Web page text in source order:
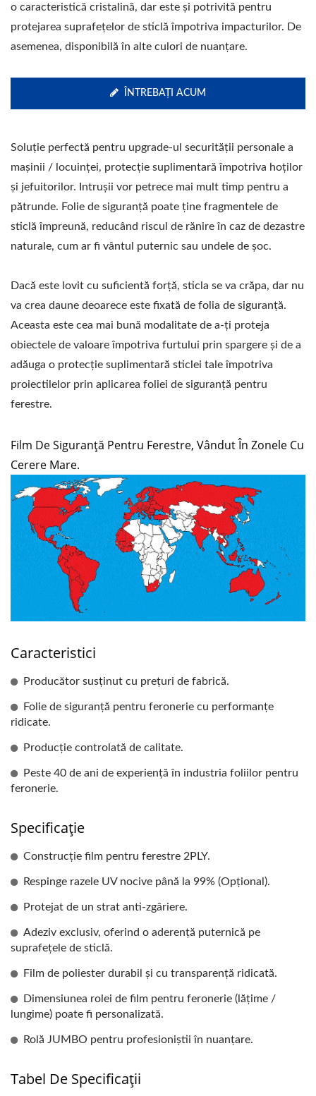
o caracteristică cristalină, dar este și potrivită pentru
protejarea suprafețelor de sticlă împotriva impacturilor. De
asemenea, disponibilă în alte culori de nuanțare.
ÎNTREBAȚI ACUM
Soluție perfectă pentru upgrade-ul securității personale a
mașinii / locuinței, protecție suplimentară împotriva hoților
și jefuitorilor. Intruşii vor petrece mai mult timp pentru a
pătrunde. Folie de siguranță poate ține fragmentele de
sticlă împreună, reducând riscul de rănire în caz de dezastre
naturale, cum ar fi vântul puternic sau undele de șoc.
Dacă este lovit cu suficientă forță, sticla se va crăpa, dar nu
va crea daune deoarece este fixată de folia de siguranță.
Aceasta este cea mai bună modalitate de a-ți proteja
obiectele de valoare împotriva furtului prin spargere și de a
adăuga o protecție suplimentară sticlei tale împotriva
proiectilelor prin aplicarea foliei de siguranță pentru
ferestre.
Film De Siguranță Pentru Ferestre, Vândut În Zonele Cu
Cerere Mare.
Caracteristici
Producător susținut cu prețuri de fabrică.
Folie de siguranță pentru feronerie cu performanțe
ridicate.
Producție controlată de calitate.
Peste 40 de ani de experiență în industria foliilor pentru
feronerie.
Specificație
Construcție film pentru ferestre 2PLY.
Respinge razele UV nocive până la 99% (Opțional).
Protejat de un strat anti-zgâriere.
Adeziv exclusiv, oferind o aderență puternică pe
suprafețele de sticlă.
Film de poliester durabil și cu transparență ridicată.
Dimensiunea rolei de film pentru feronerie (lățime /
lungime) poate fi personalizată.
Rolă JUMBO pentru profesioniștii în nuanțare.
Tabel De Specificații